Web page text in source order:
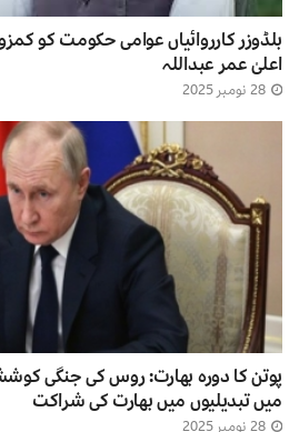
بلڈوزر کارروائیاں عوامی حکومت کو
اعلیٰ عمر عبداللہ
پوتن کا دورہ بھارت: روس کی جنگی
میں تبدیلیوں میں بھارت کی شراکت